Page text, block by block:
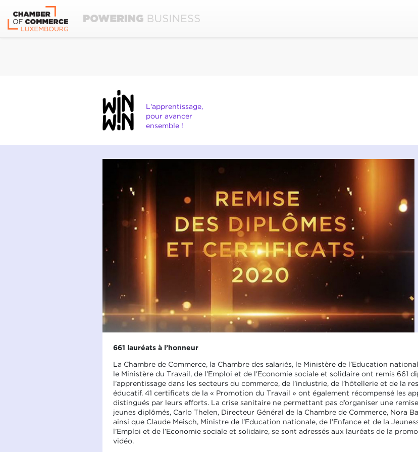
L'apprentissage,
pour avancer
ensemble !
661 lauréats à l’honneur
La Chambre de Commerce, la Chambre des salariés, le Ministère de l’Education
le Ministère du Travail, de l’Emploi et de l’Economie sociale et solidaire ont remis 661
l’apprentissage dans les secteurs du commerce, de l’industrie, de l’hôtellerie et de la
éducatif. 41 certificats de la « Promotion du Travail » ont également récompensé les
distingués par leurs efforts. La crise sanitaire ne permettant pas d’organiser une
jeunes diplômés, Carlo Thelen, Directeur Général de la Chambre de Commerce, Nora
ainsi que Claude Meisch, Ministre de l’Education nationale, de l’Enfance et de la
l’Emploi et de l’Economie sociale et solidaire, se sont adressés aux lauréats de la
vidéo.